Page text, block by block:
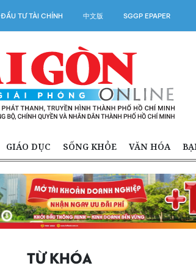
TƯ TÀI CHÍNH 中文版 SGGP EPAPER
GIÁO DỤC SỐNG KHỎE VĂN HÓA
TỪ KHÓA